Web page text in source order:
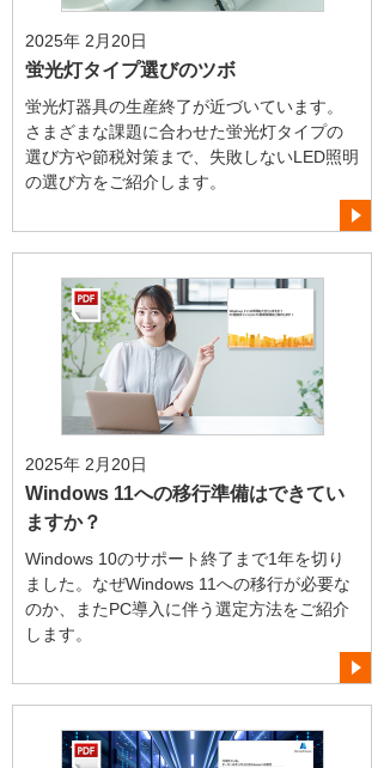
2025年 2月20日
蛍光灯タイプ選びのツボ
蛍光灯器具の生産終了が近づいています。
さまざまな課題に合わせた蛍光灯タイプの
選び方や節税対策まで、失敗しないLED照明
の選び方をご紹介します。
2025年 2月20日
Windows 11への移行準備はできてい
ますか？
Windows 10のサポート終了まで1年を切り
ました。なぜWindows 11への移行が必要な
のか、またPC導入に伴う選定方法をご紹介
します。